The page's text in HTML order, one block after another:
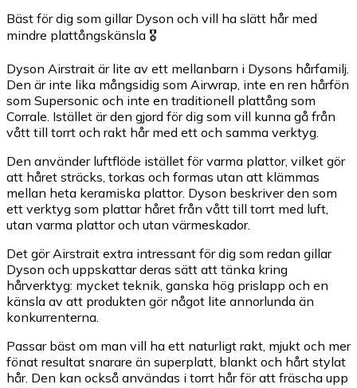
Bäst för dig som gillar Dyson och vill ha slätt hår med
mindre plattångskänsla 🎖️
Dyson Airstrait är lite av ett mellanbarn i Dysons hårfamilj.
Den är inte lika mångsidig som Airwrap, inte en ren hårfön
som Supersonic och inte en traditionell plattång som
Corrale. Istället är den gjord för dig som vill kunna gå från
vått till torrt och rakt hår med ett och samma verktyg.
Den använder luftflöde istället för varma plattor, vilket gör
att håret sträcks, torkas och formas utan att klämmas
mellan heta keramiska plattor. Dyson beskriver den som
ett verktyg som plattar håret från vått till torrt med luft,
utan varma plattor och utan värmeskador.
Det gör Airstrait extra intressant för dig som redan gillar
Dyson och uppskattar deras sätt att tänka kring
hårverktyg: mycket teknik, ganska hög prislapp och en
känsla av att produkten gör något lite annorlunda än
konkurrenterna.
Passar bäst om man vill ha ett naturligt rakt, mjukt och mer
fönat resultat snarare än superplatt, blankt och hårt stylat
hår. Den kan också användas i torrt hår för att fräscha upp